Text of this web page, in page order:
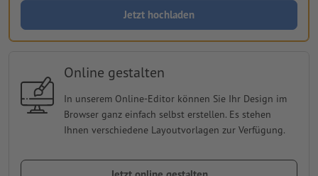
Jetzt hochladen
Online gestalten
In unserem Online-Editor können Sie Ihr Design im
Browser ganz einfach selbst erstellen. Es stehen
Ihnen verschiedene Layoutvorlagen zur Verfügung.